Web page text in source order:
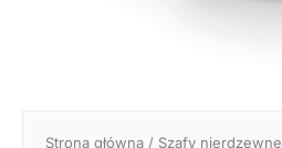
Strona główna / Szafy nierdzewne